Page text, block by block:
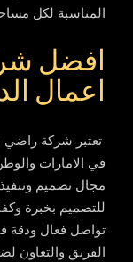
المناسبة لكل
افضل
اعمال
تعتبر شركة راضي
في الامارات
مجال تصميم
للتصميم بخبرة
تواصل فعال ودقة
الفريق والتعاون